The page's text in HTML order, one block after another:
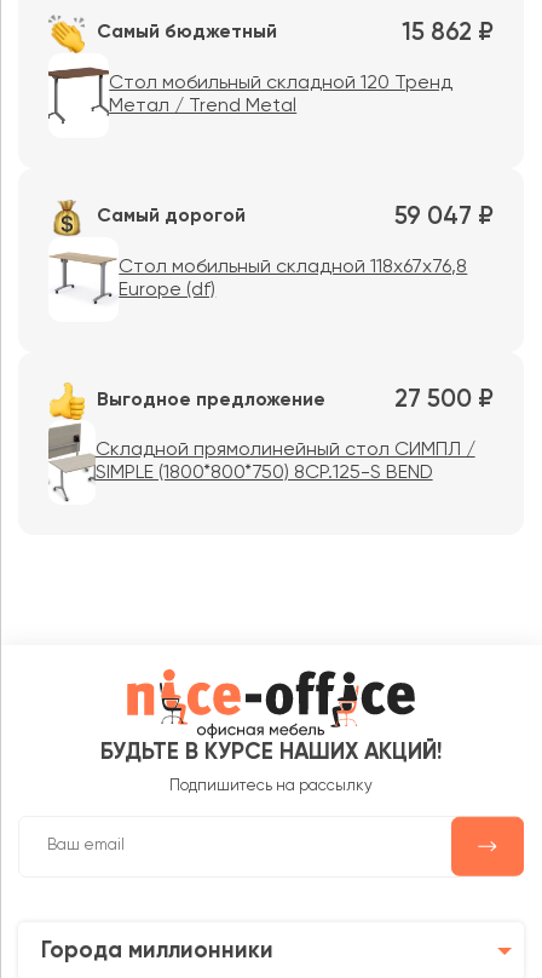
Самый бюджетный 15 862 ₽
Стол мобильный складной 120 Тренд
Метал / Trend Metal
Самый дорогой 59 047 ₽
Стол мобильный складной 118х67х76,8
Europe (df)
Выгодное предложение 27 500 ₽
Складной прямолинейный стол СИМПЛ /
SIMPLE (1800*800*750) 8СР.125-S BEND
БУДЬТЕ В КУРСЕ НАШИХ АКЦИЙ!
Подпишитесь на рассылку
Города миллионники